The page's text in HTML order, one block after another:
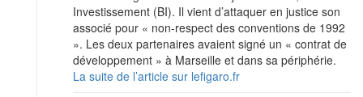
Investissement (BI). Il vient d’attaquer en justice son
associé pour « non-respect des conventions de 1992
». Les deux partenaires avaient signé un « contrat de
développement » à Marseille et dans sa périphérie.
La suite de l’article sur lefigaro.fr